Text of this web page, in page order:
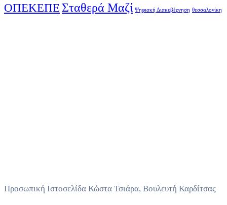
ΟΠΕΚΕΠΕ Σταθερά Μαζί Ψηφιακή Διακυβέρνηση θεσσαλονίκη
Προσωπική Ιστοσελίδα Κώστα Τσιάρα, Βουλευτή Καρδίτσας